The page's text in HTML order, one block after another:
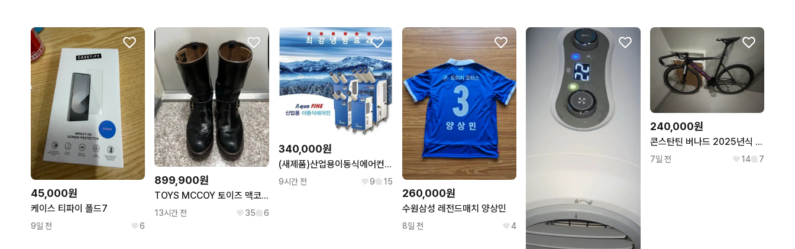
45,000원
케이스 티파이 폴드7
9일 전 6
899,900원
TOYS MCCOY 토이즈 맥코이 BECK 7.5D 엔지니어 부츠
13시간 전 35 6
340,000원
(새제품)산업용이동식에어컨 공업용이동식에어컨 업소용이동식에어컨 공장에어컨
9시간 전 9 15
260,000원
수원삼성 레전드매치 양상민
8일 전 4
240,000원
콘스탄틴 버나드 2025년식 코맹 판/대 급처
7일 전 14 7